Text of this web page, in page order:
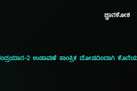
ಜ್ಞಾನಕೋಶ
2 ಉಡಾವಣೆ ತಾಂತ್ರಿಕ ದೋಷದಿಂದಾಗಿ ಕೊನೆಯ